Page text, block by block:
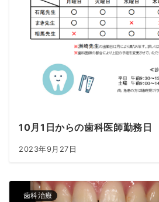
10月1日からの歯科医師勤務日
2023年9月27日
歯科治療